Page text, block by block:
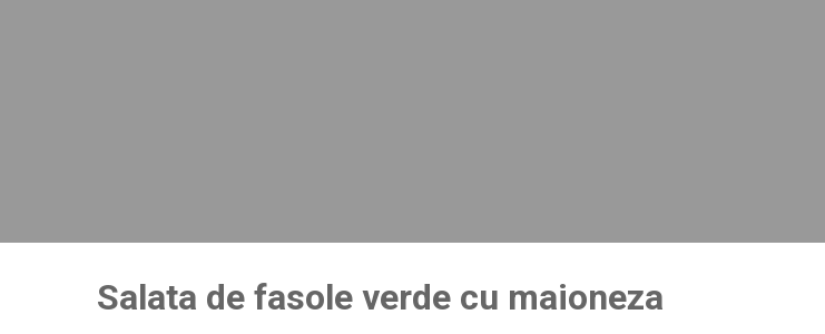
Salata de fasole verde cu maioneza